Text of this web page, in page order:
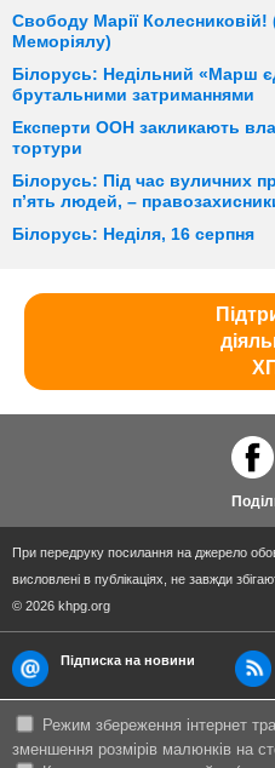
Свободу Марії
Меморіялу)
Білорусь: Недільний «Марш
брутальними затриманнями
Експерти ООН закликають
тортури
Білорусь: Під час вуличних
п’ять людей, –
Білорусь: Неділя, 16 серпня
При передруку посилання на джерело
висловлені в публікаціях, не завжди
© 2026 khpg.org
Підписка на новини
Режим збереження інтернет
зменшення розмірів малюнків на